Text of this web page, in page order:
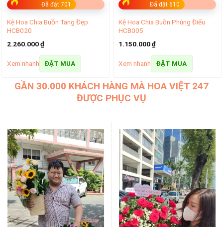
Đã đặt 701
Kệ Hoa Chia Buồn Tang Đẹp
HCB020
2.260.000₫
Xem nhanh ĐẶT MUA
Đã đặt 610
Kệ Hoa Chia Buồn Phúng Điếu
HCB005
1.150.000₫
Xem nhanh ĐẶT MUA
GẦN 30.000 KHÁCH HÀNG MÀ HOA VIỆT 247
ĐƯỢC PHỤC VỤ